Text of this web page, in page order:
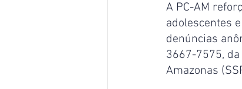
A PC-AM
adolescentes
denúncias
3667-7575,
Amazonas